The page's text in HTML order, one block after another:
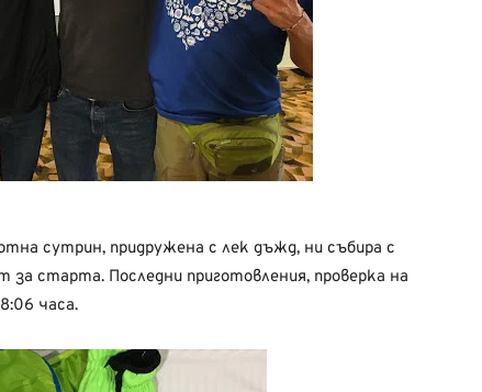
сутрин, придружена с лек дъжд, ни събира с
за старта. Последни приготовления, проверка на
часа.